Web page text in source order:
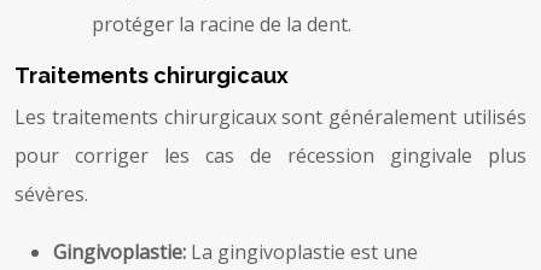
protéger la racine de la dent.
Traitements chirurgicaux
Les traitements chirurgicaux sont généralement utilisés
pour corriger les cas de récession gingivale plus
sévères.
Gingivoplastie: La gingivoplastie est une